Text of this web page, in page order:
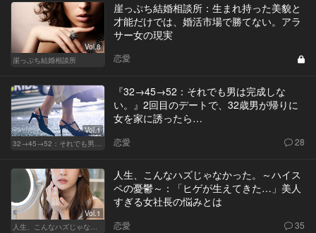
Vol.8
崖っぷち結婚相談所
崖っぷち結婚相談所：生まれ持った美貌と
才能だけでは、婚活市場で勝てない。アラ
サー女の現実
恋愛
Vol.1
32→45→52：それでも男は完成しない。
『32→45→52：それでも男は完成しな
い。』2回目のデートで、32歳男が帰りに
女を家に誘ったら…
恋愛 28
Vol.1
人生、こんなハズじゃなかった。～ハイスペの憂鬱～
人生、こんなハズじゃなかった。～ハイス
ペの憂鬱～：「ヒゲが生えてきた…」美人
すぎる女社長の悩みとは
恋愛 35